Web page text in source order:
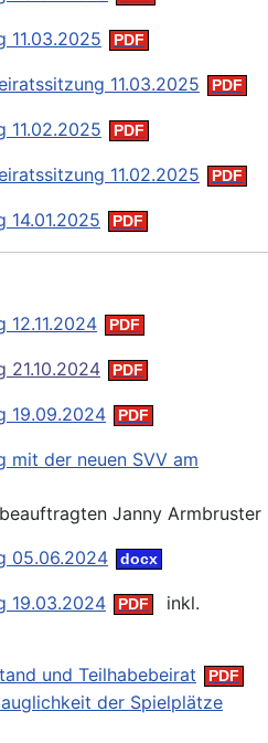
11.03.2025
11.03.2025
11.02.2025
11.02.2025
14.01.2025
21.10.2024
19.09.2024
mit der neuen SVV am
Janny Armbruster
05.06.2024
19.03.2024
inkl.
und Teilhabebeirat
der Spielplätze